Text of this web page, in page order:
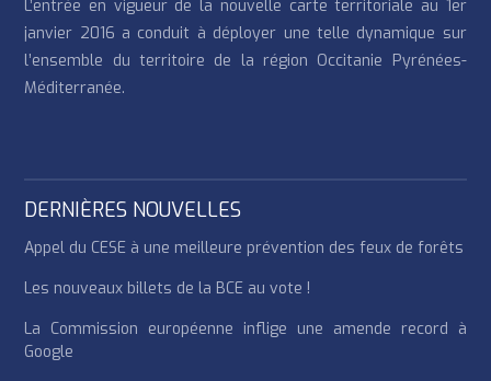
L’entrée en vigueur de la nouvelle carte territoriale au 1er
janvier 2016 a conduit à déployer une telle dynamique sur
l’ensemble du territoire de la région Occitanie Pyrénées-
Méditerranée.
DERNIÈRES NOUVELLES
Appel du CESE à une meilleure prévention des feux de forêts
Les nouveaux billets de la BCE au vote !
La Commission européenne inflige une amende record à
Google